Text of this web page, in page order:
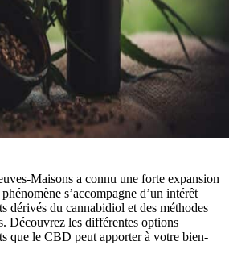
Maisons a connu une forte expansion
s’accompagne d’un intérêt
dérivés du cannabidiol et des méthodes
Découvrez les différentes options
que le CBD peut apporter à votre bien-